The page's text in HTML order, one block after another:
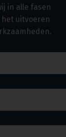
in alle fasen
uitvoeren